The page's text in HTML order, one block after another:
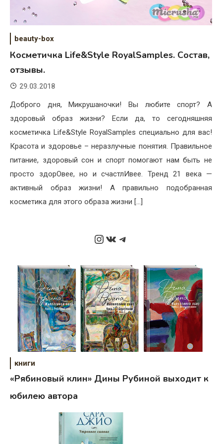
beauty-box
Косметичка Life&Style RoyalSamples. Состав,
отзывы.
29.03.2018
Доброго дня, Микрушаночки! Вы любите спорт? А
здоровый образ жизни? Если да, то сегодняшняя
косметичка Life&Style RoyalSamples специально для вас!
Красота и здоровье – неразлучные понятия. Правильное
питание, здоровый сон и спорт помогают нам быть не
просто здорОвее, но и счастлИвее. Тренд 21 века —
активный образ жизни! А правильно подобранная
косметика для этого образа жизни […]
Instagram
ВКонтакте
Telegram
книги
«Рябиновый клин» Дины Рубиной выходит к
юбилею автора